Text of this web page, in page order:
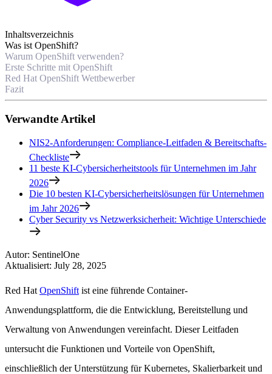
Inhaltsverzeichnis
Was ist OpenShift?
Warum OpenShift verwenden?
Erste Schritte mit OpenShift
Red Hat OpenShift Wettbewerber
Fazit
Verwandte Artikel
NIS2-Anforderungen: Compliance-Leitfaden & Bereitschafts-
Checkliste
11 beste KI-Cybersicherheitstools für Unternehmen im Jahr
2026
Die 10 besten KI-Cybersicherheitslösungen für Unternehmen
im Jahr 2026
Cyber Security vs Netzwerksicherheit: Wichtige Unterschiede
Autor: SentinelOne
Aktualisiert: July 28, 2025
Red Hat OpenShift ist eine führende Container-
Anwendungsplattform, die die Entwicklung, Bereitstellung und
Verwaltung von Anwendungen vereinfacht. Dieser Leitfaden
untersucht die Funktionen und Vorteile von OpenShift,
einschließlich der Unterstützung für Kubernetes, Skalierbarkeit und